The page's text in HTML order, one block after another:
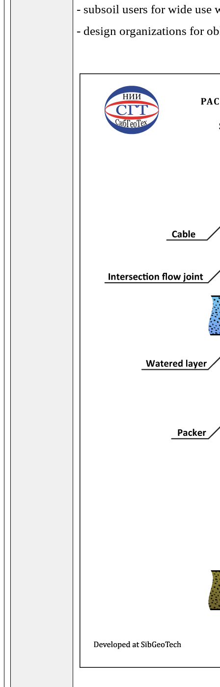
- subsoil users for wide use
- design organizations for